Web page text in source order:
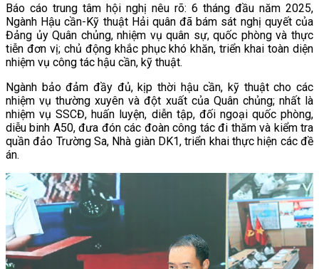
Báo cáo trung tâm hội nghị nêu rõ: 6 tháng đầu năm 2025,
Ngành Hậu cần-Kỹ thuật Hải quân đã bám sát nghị quyết của
Đảng ủy Quân chủng, nhiệm vụ quân sự, quốc phòng và thực
tiễn đơn vị; chủ động khắc phục khó khăn, triển khai toàn diện
nhiệm vụ công tác hậu cần, kỹ thuật.
Ngành bảo đảm đầy đủ, kịp thời hậu cần, kỹ thuật cho các
nhiệm vụ thường xuyên và đột xuất của Quân chủng; nhất là
nhiệm vụ SSCĐ, huấn luyện, diễn tập, đối ngoại quốc phòng,
diễu binh A50, đưa đón các đoàn công tác đi thăm và kiểm tra
quần đảo Trường Sa, Nhà giàn DK1, triển khai thực hiện các đề
án.